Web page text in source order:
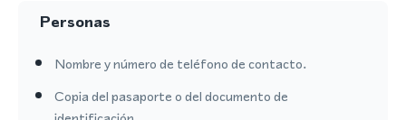
Personas
Nombre y número de teléfono de contacto.
Copia del pasaporte o del documento de